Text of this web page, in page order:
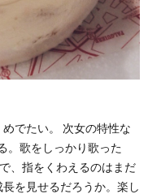
でたい。 次女の特性な
。歌をしっかり歌った
、指をくわえるのはまだ
を見せるだろうか。楽し